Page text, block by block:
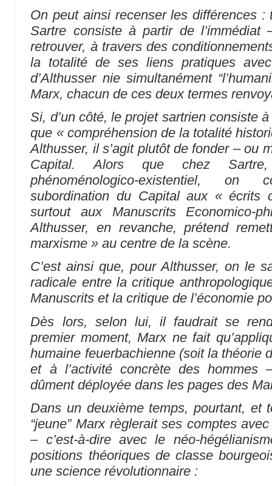
On peut ainsi recenser les différences
Sartre consiste à partir de l’immédiat
retrouver, à travers des
la totalité de ses liens pratiques
d’Althusser nie simultanément
Marx, chacun de ces deux termes
Si, d’un côté, le projet sartrien consiste
que « compréhension de la totalité
Althusser, il s’agit plutôt de fonder – ou
Capital. Alors que chez Sartre,
phénoménologico-existentiel,
subordination du Capitalaux « écrits
surtout aux Manuscrits Economico-
Althusser, en revanche, prétend
marxisme » au centre de la scène.
C’est ainsi que, pour Althusser, on le
radicale entre la critique
Manuscrits et la critique de l’économie
Dès lors, selon lui, il faudrait se
premier moment, Marx ne fait
humaine feuerbachienne (soit la théorie
et à l’activité concrète des hommes
dûment déployée dans les pages des
Dans un deuxième temps, pourtant, et
“jeune” Marx règlerait ses comptes
– c’est-à-dire avec le néo-
positions théoriques de classe
une science révolutionnaire :